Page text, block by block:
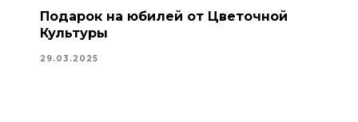
Подарок на юбилей от Цветочной
Культуры
29.03.2025